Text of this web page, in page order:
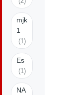
mjk
1
(1)
Es
(1)
NA